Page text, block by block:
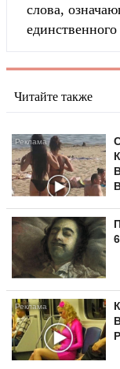
слова,
единственного
Читайте также